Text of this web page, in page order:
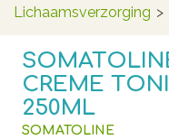
Lichaamsverzorging >
CREME
250ML
SOMATOLINE